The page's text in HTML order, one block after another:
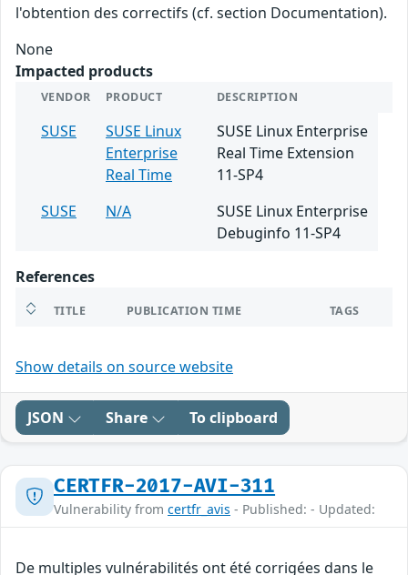
l'obtention des correctifs (cf. section Documentation).
None
Impacted products
VENDOR PRODUCT DESCRIPTION
SUSE
SUSE Linux
Enterprise
Real Time
SUSE Linux Enterprise
Real Time Extension
11-SP4
SUSE
N/A
SUSE Linux Enterprise
Debuginfo 11-SP4
References
TITLE PUBLICATION TIME TAGS
Show details on source website
JSON Share To clipboard
CERTFR-2017-AVI-311
Vulnerability from certfr_avis - Published: - Updated:
De multiples vulnérabilités ont été corrigées dans le